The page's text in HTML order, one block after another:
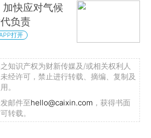
快应对气候
负责
打开
知识产权为财新传媒及/或相关权利人
经许可，禁止进行转载、摘编、复制及
。
邮件至hello@caixin.com ，获得书面
转载。